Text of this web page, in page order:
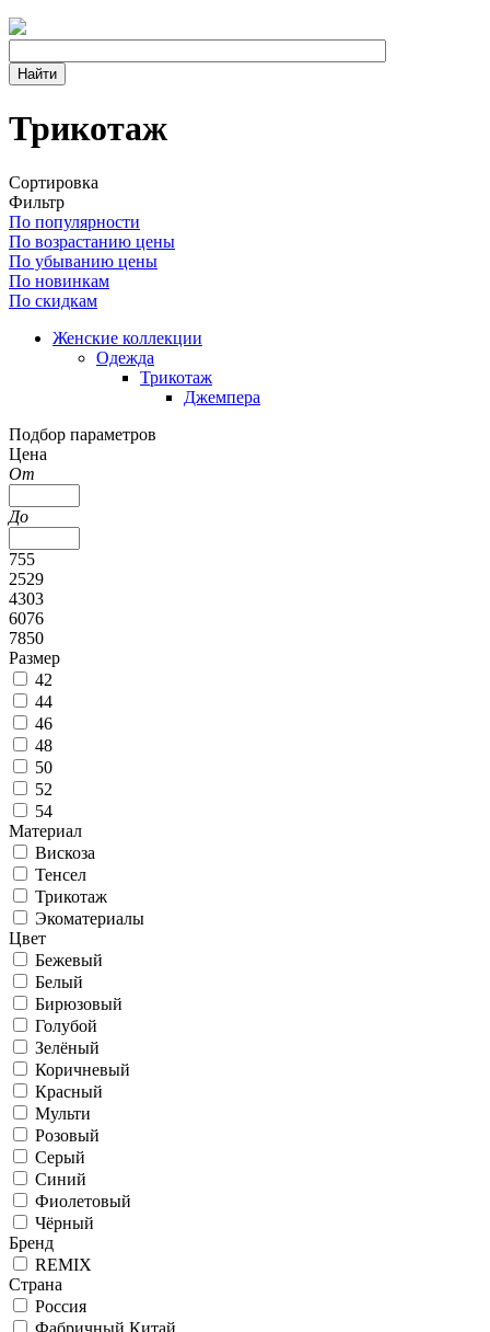
Трикотаж
Сортировка
Фильтр
По популярности
По возрастанию цены
По убыванию цены
По новинкам
По скидкам
Женские коллекции
Одежда
Трикотаж
Джемпера
Подбор параметров
Цена
От
До
755
2529
4303
6076
7850
Размер
42
44
46
48
50
52
54
Материал
Вискоза
Тенсел
Трикотаж
Экоматериалы
Цвет
Бежевый
Белый
Бирюзовый
Голубой
Зелёный
Коричневый
Красный
Мульти
Розовый
Серый
Синий
Фиолетовый
Чёрный
Бренд
REMIX
Страна
Россия
Фабричный Китай